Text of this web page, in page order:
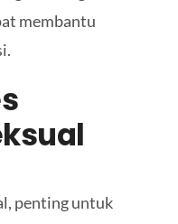
membantu
penting untuk